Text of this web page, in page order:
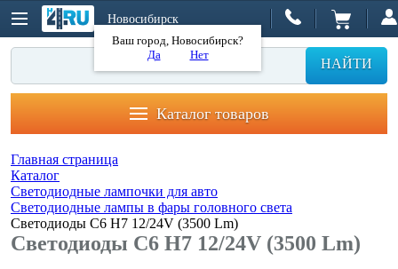
Новосибирск
Ваш город, Новосибирск?
Да
Нет
НАЙТИ
Каталог товаров
Главная страница
Каталог
Светодиодные лампочки для авто
Светодиодные лампы в фары головного света
Светодиоды C6 H7 12/24V (3500 Lm)
Светодиоды C6 H7 12/24V (3500 Lm)